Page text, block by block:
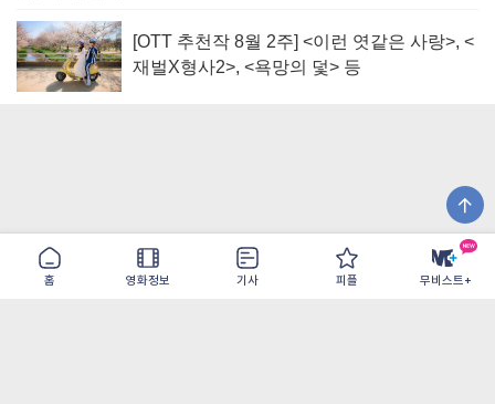
홈 영화정보 기사 피플 무비스트+
[OTT 추천작 8월 2주] <이런 엿같은 사랑>, <
재벌X형사2>, <욕망의 덫> 등